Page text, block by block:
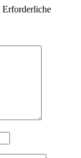
Erforderliche